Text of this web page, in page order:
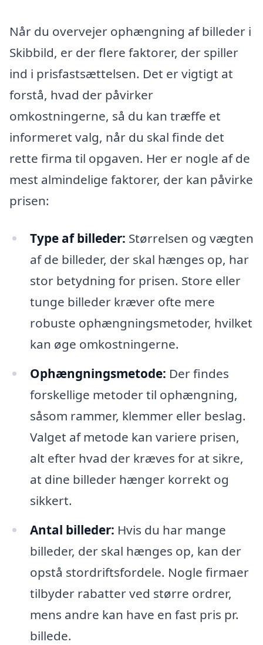
Når du overvejer ophængning af billeder i
Skibbild, er der flere faktorer, der spiller
ind i prisfastsættelsen. Det er vigtigt at
forstå, hvad der påvirker
omkostningerne, så du kan træffe et
informeret valg, når du skal finde det
rette firma til opgaven. Her er nogle af de
mest almindelige faktorer, der kan påvirke
prisen:
Type af billeder: Størrelsen og vægten
af de billeder, der skal hænges op, har
stor betydning for prisen. Store eller
tunge billeder kræver ofte mere
robuste ophængningsmetoder, hvilket
kan øge omkostningerne.
Ophængningsmetode: Der findes
forskellige metoder til ophængning,
såsom rammer, klemmer eller beslag.
Valget af metode kan variere prisen,
alt efter hvad der kræves for at sikre,
at dine billeder hænger korrekt og
sikkert.
Antal billeder: Hvis du har mange
billeder, der skal hænges op, kan der
opstå stordriftsfordele. Nogle firmaer
tilbyder rabatter ved større ordrer,
mens andre kan have en fast pris pr.
billede.